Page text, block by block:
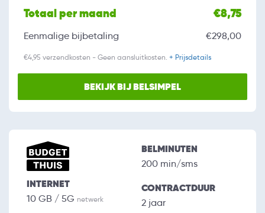
Totaal per maand €8,75
Eenmalige bijbetaling €298,00
€4,95 verzendkosten - Geen aansluitkosten. + Prijsdetails
BEKIJK BIJ BELSIMPEL
INTERNET
10 GB / 5G netwerk
BELMINUTEN
200 min/sms
CONTRACTDUUR
2 jaar